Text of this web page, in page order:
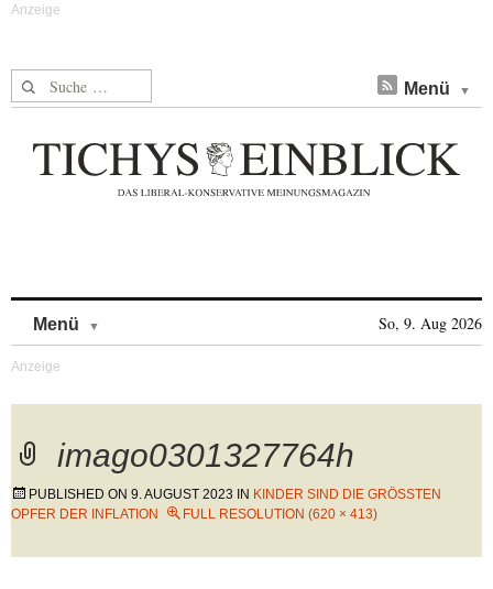
Suche nach: Menü
Menü So, 9. Aug 2026
imago0301327764h
PUBLISHED ON 9. AUGUST 2023 IN KINDER SIND DIE GRÖSSTEN O
PFER DER INFLATION
FULL RESOLUTION (620 × 413)